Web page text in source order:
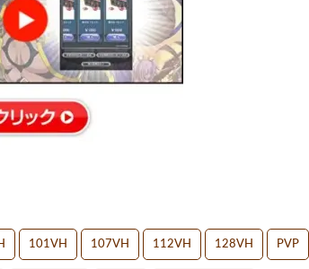
101VH 107VH 112VH 128VH PVP